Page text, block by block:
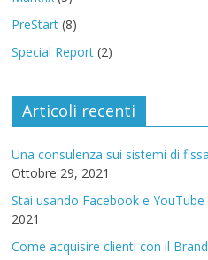
PreStart (8)
Special Report (2)
Articoli recenti
Una consulenza sui sistemi di
Ottobre 29, 2021
Stai usando Facebook e
2021
Come acquisire clienti con il